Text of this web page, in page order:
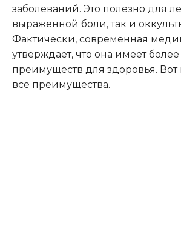
заболеваний. Это полезно для
выраженной боли, так и
Фактически, современная
утверждает, что она имеет
преимуществ для здоровья. Вот
все преимущества.